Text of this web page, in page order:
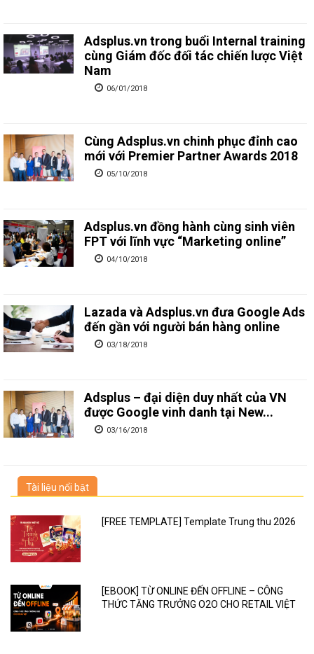
Adsplus.vn trong buổi Internal training
cùng Giám đốc đối tác chiến lược Việt
Nam
06/01/2018
Cùng Adsplus.vn chinh phục đỉnh cao
mới với Premier Partner Awards 2018
05/10/2018
Adsplus.vn đồng hành cùng sinh viên
FPT với lĩnh vực “Marketing online”
04/10/2018
Lazada và Adsplus.vn đưa Google Ads
đến gần với người bán hàng online
03/18/2018
Adsplus – đại diện duy nhất của VN
được Google vinh danh tại New...
03/16/2018
Tài liệu nổi bật
[FREE TEMPLATE] Template Trung thu 2026
[EBOOK] TỪ ONLINE ĐẾN OFFLINE – CÔNG
THỨC TĂNG TRƯỞNG O2O CHO RETAIL VIỆT